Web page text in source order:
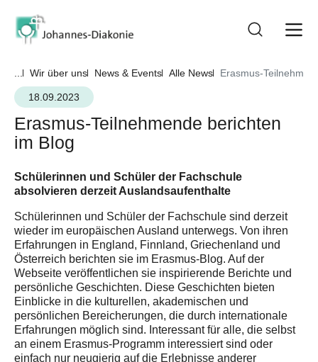
... Wir über uns News & Events Alle News
Erasmus-
18.09.2023
Erasmus-Teilnehmende berichten
im Blog
Schülerinnen und Schüler der Fachschule
absolvieren derzeit Auslandsaufenthalte
Schülerinnen und Schüler der Fachschule sind derzeit
wieder im europäischen Ausland unterwegs. Von ihren
Erfahrungen in England, Finnland, Griechenland und
Österreich berichten sie im Erasmus-Blog. Auf der
Webseite veröffentlichen sie inspirierende Berichte und
persönliche Geschichten. Diese Geschichten bieten
Einblicke in die kulturellen, akademischen und
persönlichen Bereicherungen, die durch internationale
Erfahrungen möglich sind. Interessant für alle, die selbst
an einem Erasmus-Programm interessiert sind oder
einfach nur neugierig auf die Erlebnisse anderer